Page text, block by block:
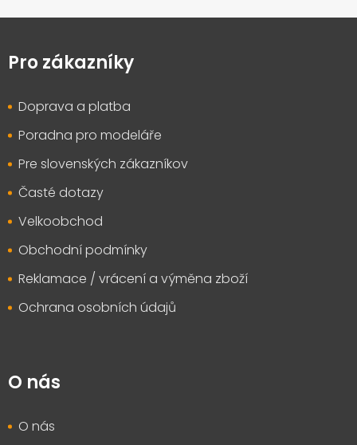
pPro zákazníky
Doprava a platba
Poradna pro modeláře
Pre slovenských zákazníkov
Časté dotazy
Velkoobchod
Obchodní podmínky
Reklamace / vrácení a výměna zboží
Ochrana osobních údajů
O nás
O nás